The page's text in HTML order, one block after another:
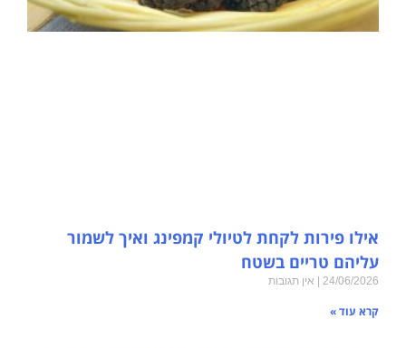
אילו פירות לקחת לטיולי קמפינג ואיך לשמור
עליהם טריים בשטח
24/06/2026 אין תגובות
קרא עוד »